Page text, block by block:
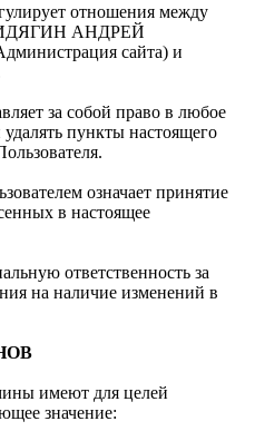
отношения между
АНДРЕЙ
сайта) и
за собой право в любое
пункты настоящего
означает принятие
в настоящее
ответственность за
на наличие изменений в
имеют для целей
значение: